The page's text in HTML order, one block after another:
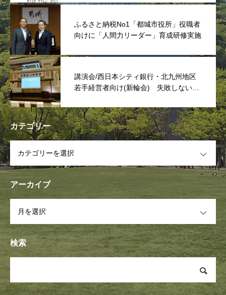
ふるさと納税No1「都城市役所」役職者
向けに「人間力リーダー」育成研修実施
講演会/西日本シティ銀行・北九州地区
若手経営者向け(新輪会) 失敗しない次
カテゴリー
アーカイブ
検索